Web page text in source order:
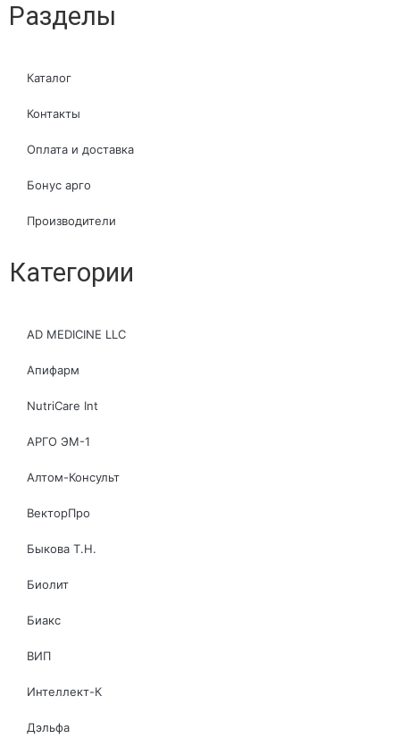
Разделы
Каталог
Контакты
Оплата и доставка
Бонус арго
Производители
Категории
AD MEDICINE LLC
Апифарм
NutriCare Int
АРГО ЭМ-1
Алтом-Консульт
ВекторПро
Быкова Т.Н.
Биолит
Биакс
ВИП
Интеллект-К
Дэльфа